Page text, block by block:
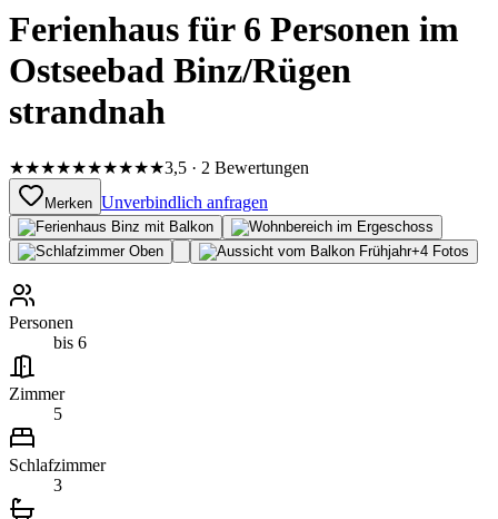
Ferienhaus für 6 Personen im
Ostseebad Binz/Rügen
strandnah
★★★★★★★★★★3,5 · 2 Bewertungen
Merken Unverbindlich anfragen
+4 Fotos
Personen
bis 6
Zimmer
5
Schlafzimmer
3